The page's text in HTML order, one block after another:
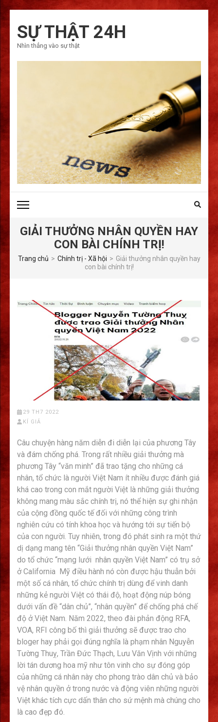
qua
tới
nội
SỰ THẬT 24H
Nhìn thẳng vào sự thật
GIẢI THƯỞNG NHÂN QUYỀN HAY
CON BÀI CHÍNH TRỊ!
Trang chủ > Chính trị - Xã hội > Giải thưởng nhân quyền hay
con bài chính trị!
29 TH7 2022
KÍ GIẢ
Câu chuyện hàng năm diễn đi diễn lại của phương Tây
và đám chống phá. Trong rất nhiều giải thưởng mà
phương Tây “văn minh” đã trao tặng cho những cá
nhân, tổ chức là người Việt Nam ít nhiều được đánh giá
khá cao trong con mắt người Việt là những giải thưởng
không mang màu sắc chính trị, nó thể hiện sự ghi nhận
của cộng đồng quốc tế đối với những công trình
nghiên cứu có tính khoa học và hướng tới sự tiến bộ
của con người. Tuy nhiên, trong đó phát sinh ra một thứ
dị dạng mang tên “Giải thưởng nhân quyền Việt Nam”
do tổ chức “mạng lưới nhân quyền Việt Nam” có trụ sở
ở California Mỹ điều hành nó còn được hậu thuẫn bởi
một số cá nhân, tổ chức chính trị dùng để vinh danh
những kẻ người Việt có thái độ, hoạt động núp bóng
dưới vấn đề “dân chủ”, “nhân quyền” để chống phá chế
độ ở Việt Nam. Năm 2022, theo đài phản động RFA,
VOA, RFI công bố thì giải thưởng sẽ được trao cho
bloger hay phải gọi đúng nghĩa là phạm nhân Nguyễn
Tường Thuỵ, Trần Đức Thạch, Lưu Văn Vịnh với những
lời tán dương hoa mỹ như tôn vinh cho sự đóng góp
của những cá nhân này cho phong trào dân chủ và bảo
vệ nhân quyền ở trong nước và động viên những người
Việt khác tích cực dấn thân cho sứ mệnh mà chúng cho
là cao đẹp đó.